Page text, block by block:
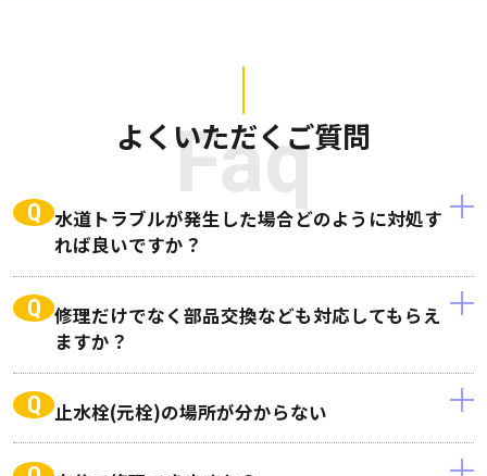
Faq
よくいただくご質問
Q 水道トラブルが発生した場合どのように対処す
れば良いですか？
Q 修理だけでなく部品交換なども対応してもらえ
ますか？
Q 止水栓(元栓)の場所が分からない